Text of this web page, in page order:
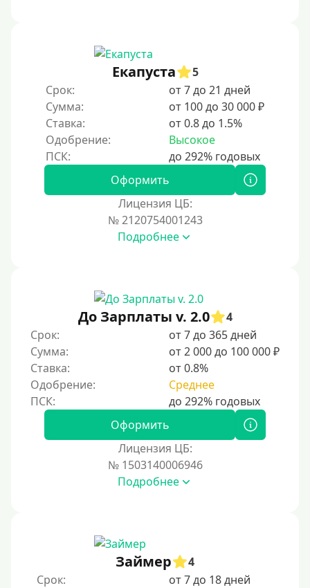
Цель
На Новый Год
Для исправления кредитной истории
На погашение других займов
До зарплаты
Без документов
По ИНН
По загранпаспорту
По военному билету
По водительскому удостоверению
Без СНИЛСа
Без подтверждения дохода
Без справок и поручителей
Екапуста
5
Срок:
от 7 до 21 дней
Сумма:
от 100 до 30 000 ₽
Ставка:
от 0.8 до 1.5%
Одобрение:
Высокое
Оформить
Лицензия ЦБ:
№ 2120754001243
Подробнее
До Зарплаты v. 2.0
4
Срок:
от 7 до 365 дней
Сумма:
от 2 000 до 100 000 ₽
Ставка:
от 0.8%
Одобрение:
Среднее
Оформить
Лицензия ЦБ:
№ 1503140006946
Подробнее
Займер
4
Срок:
от 7 до 18 дней